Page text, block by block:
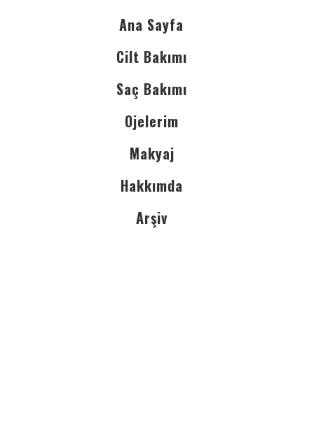
Ana Sayfa
Cilt Bakımı
Saç Bakımı
Ojelerim
Makyaj
Hakkımda
Arşiv